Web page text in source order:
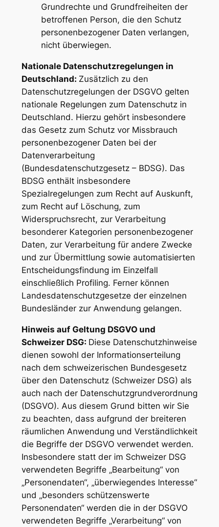
Grundrechte und Grundfreiheiten der
betroffenen Person, die den Schutz
personenbezogener Daten verlangen,
nicht überwiegen.
Nationale Datenschutzregelungen in
Deutschland: Zusätzlich zu den
Datenschutzregelungen der DSGVO gelten
nationale Regelungen zum Datenschutz in
Deutschland. Hierzu gehört insbesondere
das Gesetz zum Schutz vor Missbrauch
personenbezogener Daten bei der
Datenverarbeitung
(Bundesdatenschutzgesetz – BDSG). Das
BDSG enthält insbesondere
Spezialregelungen zum Recht auf Auskunft,
zum Recht auf Löschung, zum
Widerspruchsrecht, zur Verarbeitung
besonderer Kategorien personenbezogener
Daten, zur Verarbeitung für andere Zwecke
und zur Übermittlung sowie automatisierten
Entscheidungsfindung im Einzelfall
einschließlich Profiling. Ferner können
Landesdatenschutzgesetze der einzelnen
Bundesländer zur Anwendung gelangen.
Hinweis auf Geltung DSGVO und
Schweizer DSG: Diese Datenschutzhinweise
dienen sowohl der Informationserteilung
nach dem schweizerischen Bundesgesetz
über den Datenschutz (Schweizer DSG) als
auch nach der Datenschutzgrundverordnung
(DSGVO). Aus diesem Grund bitten wir Sie
zu beachten, dass aufgrund der breiteren
räumlichen Anwendung und Verständlichkeit
die Begriffe der DSGVO verwendet werden.
Insbesondere statt der im Schweizer DSG
verwendeten Begriffe „Bearbeitung“ von
„Personendaten“, „überwiegendes Interesse“
und „besonders schützenswerte
Personendaten“ werden die in der DSGVO
verwendeten Begriffe „Verarbeitung“ von